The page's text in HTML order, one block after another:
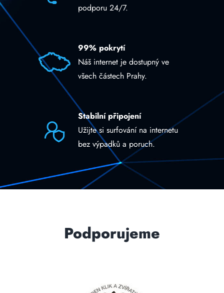
podporu 24/7.
99% pokrytí
Náš internet je dostupný ve
všech částech Prahy.
Stabilní připojení
Užijte si surfování na internetu
bez výpadků a poruch.
Podporujeme